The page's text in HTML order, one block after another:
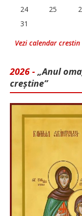
24
25
31
Vezi calendar
2026 - „Anul
creștine”